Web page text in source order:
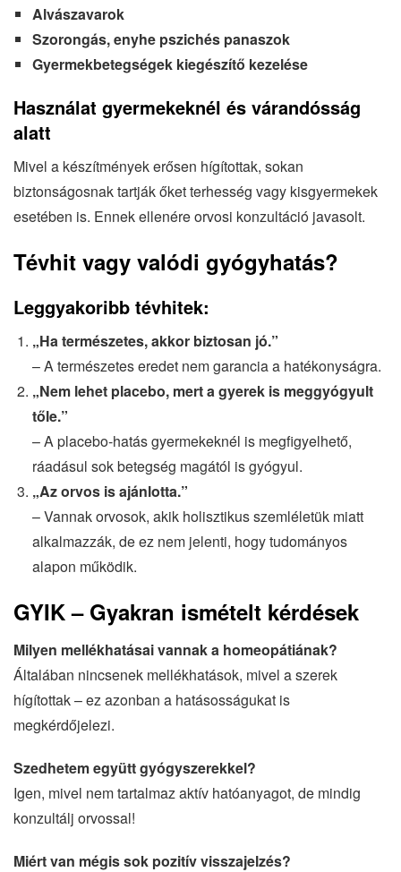
Alvászavarok
Szorongás, enyhe pszichés panaszok
Gyermekbetegségek kiegészítő kezelése
Használat gyermekeknél és várandósság
alatt
Mivel a készítmények erősen hígítottak, sokan
biztonságosnak tartják őket terhesség vagy kisgyermekek
esetében is. Ennek ellenére orvosi konzultáció javasolt.
Tévhit vagy valódi gyógyhatás?
Leggyakoribb tévhitek:
„Ha természetes, akkor biztosan jó.”
– A természetes eredet nem garancia a hatékonyságra.
„Nem lehet placebo, mert a gyerek is meggyógyult
tőle.”
– A placebo-hatás gyermekeknél is megfigyelhető,
ráadásul sok betegség magától is gyógyul.
„Az orvos is ajánlotta.”
– Vannak orvosok, akik holisztikus szemléletük miatt
alkalmazzák, de ez nem jelenti, hogy tudományos
alapon működik.
GYIK – Gyakran ismételt kérdések
Milyen mellékhatásai vannak a homeopátiának?
Általában nincsenek mellékhatások, mivel a szerek
hígítottak – ez azonban a hatásosságukat is
megkérdőjelezi.
Szedhetem együtt gyógyszerekkel?
Igen, mivel nem tartalmaz aktív hatóanyagot, de mindig
konzultálj orvossal!
Miért van mégis sok pozitív visszajelzés?